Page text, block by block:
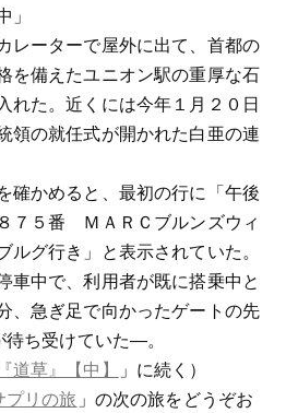
レーターで屋外に出て、首都の
を備えたユニオン駅の重厚な石
れた。近くには今年１月２０日
領の就任式が開かれた白亜の連
確かめると、最初の行に「午後
７５番 ＭＡＲＣブルンズウィ
グ行き」と表示されていた。
車中で、利用者が既に搭乗中と
、急ぎ足で向かったゲートの先
待ち受けていた―。
道草』【中】
」に続く）
プリの旅 」の次の旅をどうぞお